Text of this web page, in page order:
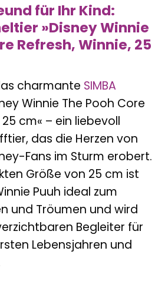
für Ihr Kind:
»Disney Winnie
Refresh, Winnie, 25
charmante SIMBA
Winnie The Pooh Core
25 cm« – ein liebevoll
das die Herzen von
Fans im Sturm erobert.
Größe von 25 cm ist
Puuh ideal zum
und Tröumen und wird
Begleiter für
Lebensjahren und